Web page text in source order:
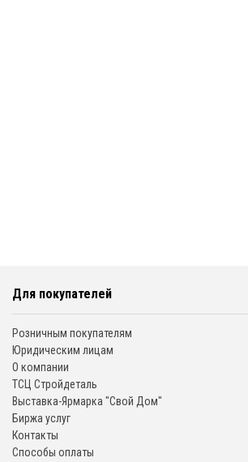
Для покупателей
Розничным покупателям
Юридическим лицам
О компании
ТСЦ Стройдеталь
Выставка-Ярмарка "Свой Дом"
Биржа услуг
Контакты
Способы оплаты